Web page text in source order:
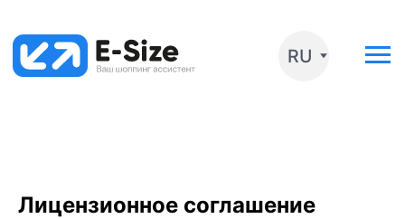
Лицензионное соглашение